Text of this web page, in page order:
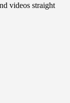
videos straight